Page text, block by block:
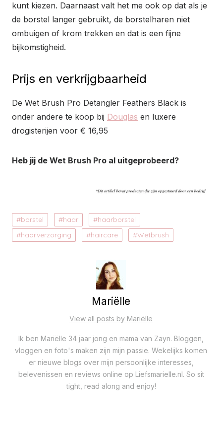
kunt kiezen. Daarnaast valt het me ook op dat als je
de borstel langer gebruikt, de borstelharen niet
ombuigen of krom trekken en dat is een fijne
bijkomstigheid.
Prijs en verkrijgbaarheid
De Wet Brush Pro Detangler Feathers Black is
onder andere te koop bij Douglas en luxere
drogisterijen voor € 16,95
Heb jij de Wet Brush Pro al uitgeprobeerd?
borstel haar
haarborstel
haarverzorging
haircare Wetbrush
Mariëlle
View all posts by Mariëlle
Ik ben Mariëlle 34 jaar jong en mama van Zayn. Bloggen,
vloggen en foto's maken zijn mijn passie. Wekelijks komen
er nieuwe blogs over mijn persoonlijke interesses,
belevenissen en reviews online op Liefsmarielle.nl. So sit
tight, read along and enjoy!